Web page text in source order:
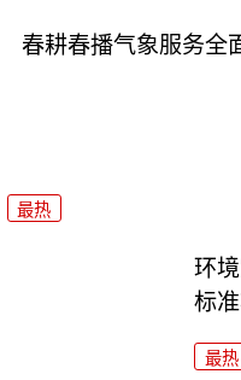
春耕春播气象服务全
最热
环
标
最热